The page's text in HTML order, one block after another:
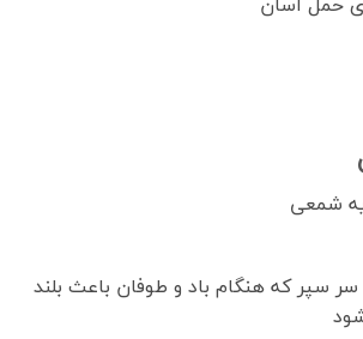
شمعی
سپر که هنگام باد و طوفان باعث بلند